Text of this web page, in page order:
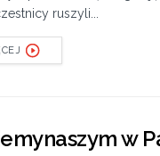
ruszyli...
w